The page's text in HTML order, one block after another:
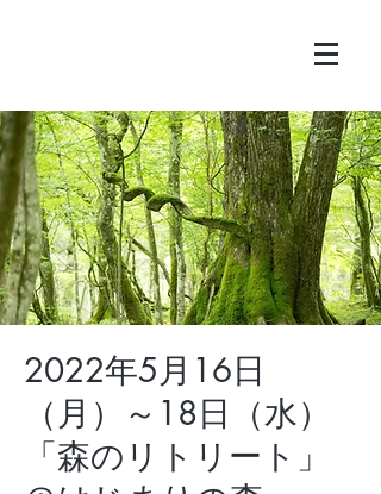
2022年5月16日
（月）～18日（水）
「森のリトリート」